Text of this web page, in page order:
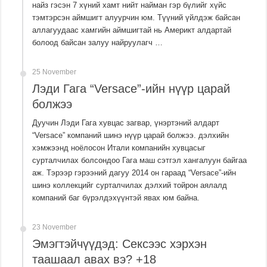
найз гэсэн 7 хүний хамт нийт найман гэр бүлийг хүйс
тэмтэрсэн аймшигт алуурчин юм. Түүний үйлдэж байсан
аллагуудаас хамгийн аймшигтай нь Америкт алдартай
болоод байсан залуу найруулагч …
25 November
Лэди Гага “Versace”-ийн нүүр царай
болжээ
Дуучин Лэди Гага хувцас загвар, үнэртэний алдарт
“Versace” компаний шинэ нүүр царай болжээ. дэлхийн
хэмжээнд ноёлосон Итали компанийн хувцасыг
сурталчилах болсондоо Гага маш сэтгэл хангалуун байгаа
аж. Тэрээр гэрээний дагуу 2014 он гараад “Versace”-ийн
шинэ коллекцийг сурталчилах дэлхий тойрон аялалд
компаний баг бүрэлдэхүүнтэй явах юм байна.
23 November
Эмэгтэйчүүдэд: Сексээс хэрхэн
таашаал авах вэ? +18